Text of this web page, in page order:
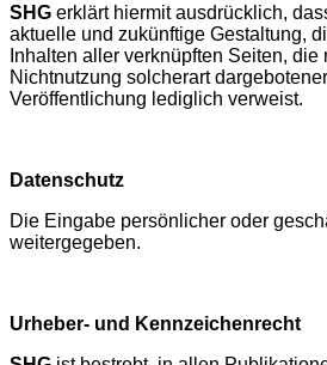
SHG erklärt hiermit ausdrücklich,
aktuelle und zukünftige Gestaltung,
Inhalten aller verknüpften Seiten,
Nichtnutzung solcherart
Veröffentlichung lediglich verweist.
Datenschutz
Die Eingabe persönlicher oder
weitergegeben.
Urheber- und Kennzeichenrecht